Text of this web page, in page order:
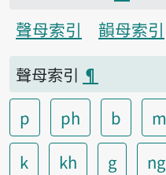
聲母索引
韻母索引
聲母索引 ¶
p
ph b m
k
kh g ng